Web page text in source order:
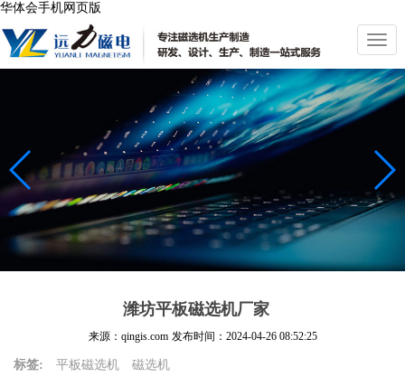
华体会手机网页版
切
换
导
航
潍坊平板磁选机厂家
来源：qingis.com 发布时间： 2024-04-26 08:52:25
标签: 平板磁选机 磁选机